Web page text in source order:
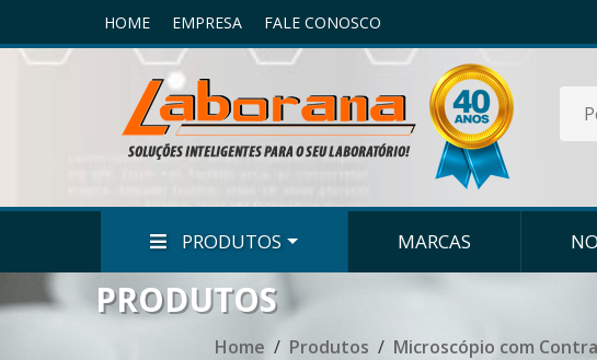
HOME EMPRESA FALE CONOSCO
PRODUTOS MARCAS
PRODUTOS
Home Produtos Microscópio com